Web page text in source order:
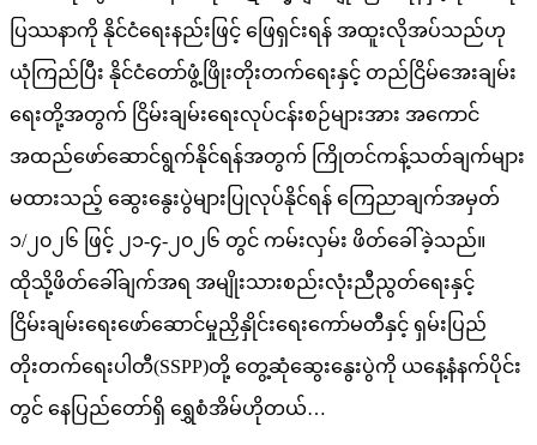
ပြဿနာကို နိုင်ငံရေးနည်းဖြင့် ဖြေရှင်းရန် အထူးလိုအပ်သည်ဟု
ယုံကြည်ပြီး နိုင်ငံတော်ဖွံ့ဖြိုးတိုးတက်ရေးနှင့် တည်ငြိမ်အေးချမ်း
ရေးတို့အတွက် ငြိမ်းချမ်းရေးလုပ်ငန်းစဉ်များအား အကောင်
အထည်ဖော်ဆောင်ရွက်နိုင်ရန်အတွက် ကြိုတင်ကန့်သတ်ချက်များ
မထားသည့် ဆွေးနွေးပွဲများပြုလုပ်နိုင်ရန် ကြေညာချက်အမှတ်
၁/၂၀၂၆ ဖြင့် ၂၁-၄-၂၀၂၆ တွင် ကမ်းလှမ်း ဖိတ်ခေါ်ခဲ့သည်။
ထိုသို့ဖိတ်ခေါ်ချက်အရ အမျိုးသားစည်းလုံးညီညွတ်ရေးနှင့်
ငြိမ်းချမ်းရေးဖော်ဆောင်မှုညှိနှိုင်းရေးကော်မတီနှင့် ရှမ်းပြည်
တိုးတက်ရေးပါတီ(SSPP)တို့ တွေ့ဆုံဆွေးနွေးပွဲကို ယနေ့နံနက်ပိုင်း
တွင် နေပြည်တော်ရှိ ရွှေစံအိမ်ဟိုတယ်…